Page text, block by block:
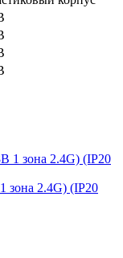
зона 2.4G) (IP20